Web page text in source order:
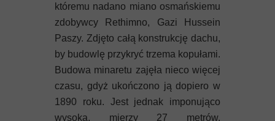
któremu nadano miano osmańskiemu
zdobywcy Rethimno, Gazi Hussein
Paszy. Zdjęto całą konstrukcję dachu,
by budowlę przykryć trzema kopułami.
Budowa minaretu zajęła nieco więcej
czasu, gdyż ukończono ją dopiero w
1890 roku. Jest jednak imponująco
wysoka, mierzy 27 metrów.